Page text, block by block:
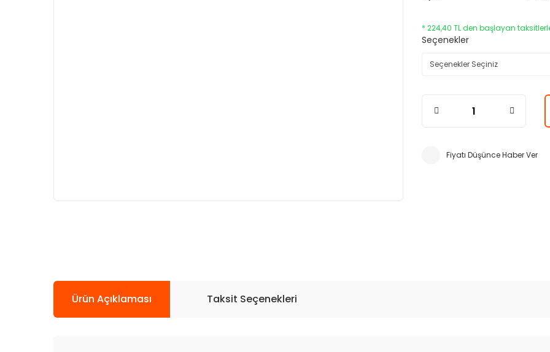
* 224,40 TL den başlayan
Seçenekler
Fiyatı Düşünce Haber Ver
Ürün Açıklaması Taksit Seçenekleri